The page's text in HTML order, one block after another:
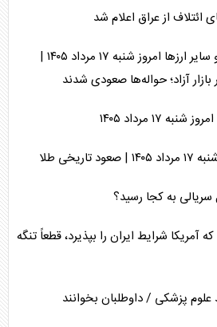
ائتلاف از عراق اعلام شد
آخرین قیمت دلار، یورو و سایر ارز‌ها امروز شنبه ۱۷ مرداد ۱۴۰۵ |
آزاد؛ حواله‌ها صعودی شدند
مرداد ۱۴۰۵
طلا
سریالی به کجا رسید؟
شرایط ایران را بپذیرد، قطعاً تنگه
علوم پزشکی / داوطلبان بخوانند